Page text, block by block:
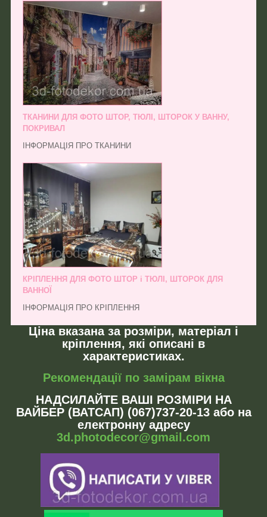
ТКАНИНИ ДЛЯ ФОТО ШТОР, ТЮЛІ, ШТОРОК У ВАННУ,
ПОКРИВАЛ
ІНФОРМАЦІЯ ПРО ТКАНИНИ
КРІПЛЕННЯ ДЛЯ ФОТО ШТОР і ТЮЛІ, ШТОРОК ДЛЯ
ВАННОЇ
ІНФОРМАЦІЯ ПРО КРІПЛЕННЯ
Ціна вказана за розміри, матеріал і
кріплення, які описані в
характеристиках.
Рекомендації по замірам вікна
НАДСИЛАЙТЕ ВАШІ РОЗМІРИ НА
ВАЙБЕР (ВАТСАП) (067)737-20-13 або на
електронну адресу
3d.photodecor@gmail.com